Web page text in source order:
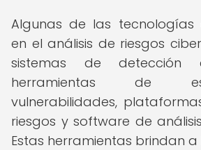
Algunas de las tecnologías
en el análisis de riesgos
sistemas de detección
herramientas de
vulnerabilidades,
riesgos y software de
Estas herramientas brindan